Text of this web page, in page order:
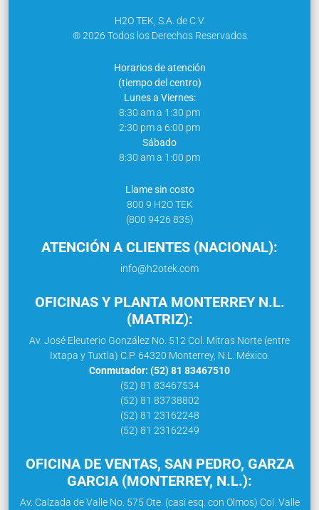
H2O TEK, S.A. de C.V.
® 2026 Todos los Derechos Reservados
Horarios de atención
(tiempo del centro)
Lunes a Viernes:
8:30 am a 1:30 pm
2:30 pm a 6:00 pm
Sábado
8:30 am a 1:00 pm
Llame sin costo
800 9 H2O TEK
(800 9426 835)
ATENCIÓN A CLIENTES (NACIONAL):
info@h2otek.com
OFICINAS Y PLANTA MONTERREY N.L.
(MATRIZ):
Av. José Eleuterio González No. 512 Col. Mitras Norte (entre
Ixtapa y Tuxtla) C.P. 64320 Monterrey, N.L. México.
Conmutador: (52) 81 83467510
(52) 81 83467534
(52) 81 83738802
(52) 81 23162248
(52) 81 23162249
OFICINA DE VENTAS, SAN PEDRO, GARZA
GARCIA (MONTERREY, N.L.):
Av. Calzada de Valle No. 575 Ote. (casi esq. con Olmos) Col. Valle